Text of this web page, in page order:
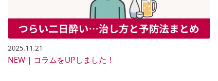
2025.11.21
NEW | コラムをUPしました！